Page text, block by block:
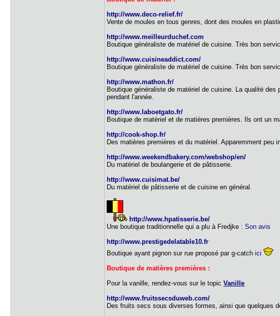
http://www.deco-relief.fr/
Vente de moules en tous genres, dont des moules en
http://www.meilleurduchef.com
Boutique généraliste de matériel de cuisine. Très bon
http://www.cuisineaddict.com/
Boutique généraliste de matériel de cuisine. Très bon
http://www.mathon.fr/
Boutique généraliste de matériel de cuisine. La qualité des
pendant l'année.
http://www.laboetgato.fr/
Boutique de matériel et de matières premières. Ils ont un
http://cook-shop.fr/
Des matières premières et du matériel. Apparemment peu
http://www.weekendbakery.com/webshop/en/
Du matériel de boulangerie et de pâtisserie.
http://www.cuisimat.be/
Du matériel de pâtisserie et de cuisine en général.
http://www.hpatisserie.be/
Une boutique traditionnelle qui a plu à Fredjke :Son avis
http://www.prestigedelatable10.fr
Boutique ayant pignon sur rue proposé par g-catchici
Boutique de matières premières :
Pour la vanille, rendez-vous sur le topicVanille
http://www.fruitssecsduweb.com/
Des fruits secs sous diverses formes, ainsi que quelques